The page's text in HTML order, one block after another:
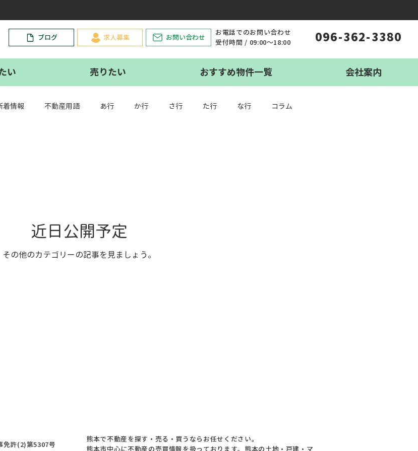
ブログ 求人募集 お問い合わせ
お電話でのお問い合わせ
受付時間 / 09:00〜18:00
096-362-3380
い 売りたい おすすめ物件一覧 会社案内
着情報 不動産用語 あ行 か行 さ行 た行 な行 コラム
近日公開予定
その他のカテゴリーの記事を見ましょう。
免許(2)第5307号
熊本で不動産を探す・売る・買うならお任せください。
熊本市中心に不動産の売買情報を扱っております。熊本の土地・戸建・マ